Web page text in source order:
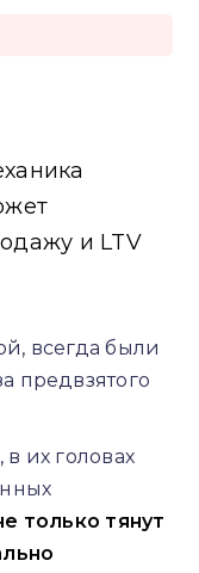
и LTV
всегда были
предвзятого
, в их головах
только тянут